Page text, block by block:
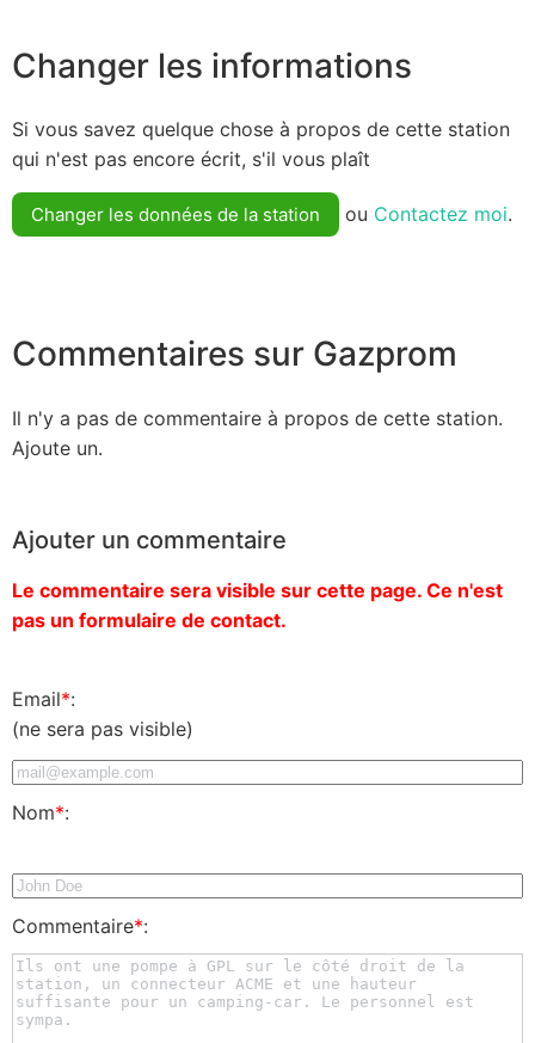
Changer les informations
Si vous savez quelque chose à propos de cette station
qui n'est pas encore écrit, s'il vous plaît
Changer les données de la station ou Contactez moi.
Commentaires sur Gazprom
Il n'y a pas de commentaire à propos de cette station.
Ajoute un.
Ajouter un commentaire
Le commentaire sera visible sur cette page. Ce n'est
pas un formulaire de contact.
Email*:
(ne sera pas visible)
Nom*:
Commentaire*: